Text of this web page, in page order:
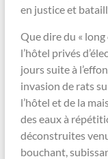
en justice et
Que dire du «
l’hôtel privés
jours suite à
invasion de rats
l’hôtel et de la
des eaux à
déconstruites
bouchant,